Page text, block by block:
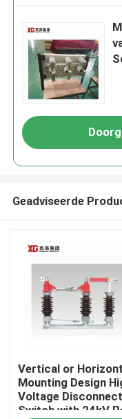
Huis
Producten
Geadviseerde
Vertical or
Mounting Design
Voltage Disconnect
Switch with 24kV